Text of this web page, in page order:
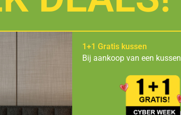
1+1 Gratis kussen
Bij aankoop van een kussen